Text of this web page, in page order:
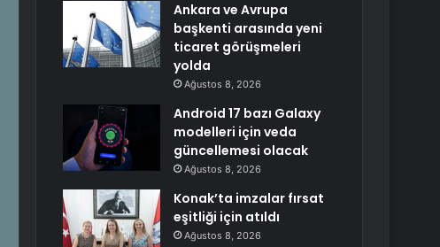
Ankara ve Avrupa
başkenti arasında yeni
ticaret görüşmeleri
yolda
Ağustos 8, 2026
Android 17 bazı Galaxy
modelleri için veda
güncellemesi olacak
Ağustos 8, 2026
Konak’ta imzalar fırsat
eşitliği için atıldı
Ağustos 8, 2026